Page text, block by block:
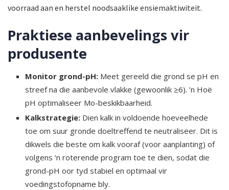
voorraad aan en herstel noodsaaklike ensiemaktiwiteit.
Praktiese aanbevelings vir
produsente
Monitor grond-pH: Meet gereeld die grond se pH en
streef na die aanbevole vlakke (gewoonlik ≥6). ’n Hoë
pH optimaliseer Mo-beskikbaarheid.
Kalkstrategie: Dien kalk in voldoende hoeveelhede
toe om suur gronde doeltreffend te neutraliseer. Dit is
dikwels die beste om kalk vooraf (voor aanplanting) of
volgens ’n roterende program toe te dien, sodat die
grond-pH oor tyd stabiel en optimaal vir
voedingstofopname bly.